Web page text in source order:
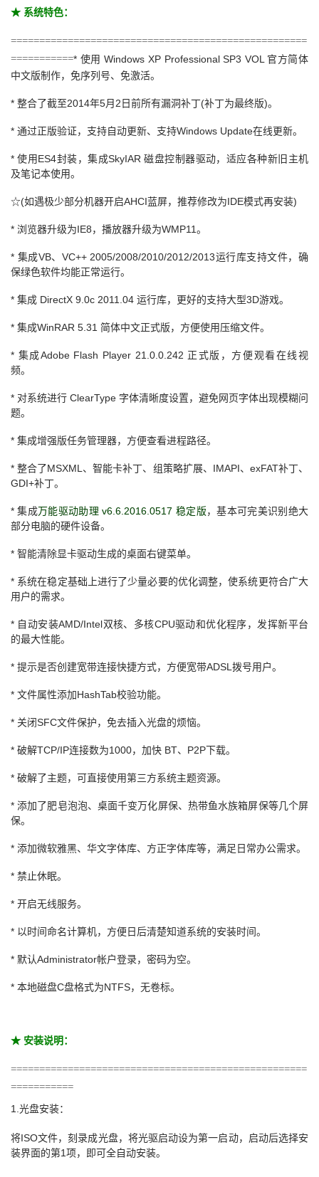
★ 系统特色：
====================================================
===========* 使用 Windows XP Professional SP3 VOL 官方简体
中文版制作，免序列号、免激活。
* 整合了截至2014年5月2日前所有漏洞补丁(补丁为最终版)。
* 通过正版验证，支持自动更新、支持Windows Update在线更新。
* 使用ES4封装，集成SkyIAR 磁盘控制器驱动，适应各种新旧主机
及笔记本使用。
☆(如遇极少部分机器开启AHCI蓝屏，推荐修改为IDE模式再安装)
* 浏览器升级为IE8，播放器升级为WMP11。
* 集成VB、VC++ 2005/2008/2010/2012/2013运行库支持文件，确
保绿色软件均能正常运行。
* 集成 DirectX 9.0c 2011.04 运行库，更好的支持大型3D游戏。
* 集成WinRAR 5.31 简体中文正式版，方便使用压缩文件。
* 集成Adobe Flash Player 21.0.0.242 正式版，方便观看在线视
频。
* 对系统进行 ClearType 字体清晰度设置，避免网页字体出现模糊问
题。
* 集成增强版任务管理器，方便查看进程路径。
* 整合了MSXML、智能卡补丁、组策略扩展、IMAPI、exFAT补丁、
GDI+补丁。
* 集成万能驱动助理 v6.6.2016.0517 稳定版，基本可完美识别绝大
部分电脑的硬件设备。
* 智能清除显卡驱动生成的桌面右键菜单。
* 系统在稳定基础上进行了少量必要的优化调整，使系统更符合广大
用户的需求。
* 自动安装AMD/Intel双核、多核CPU驱动和优化程序，发挥新平台
的最大性能。
* 提示是否创建宽带连接快捷方式，方便宽带ADSL拨号用户。
* 文件属性添加HashTab校验功能。
* 关闭SFC文件保护，免去插入光盘的烦恼。
* 破解TCP/IP连接数为1000，加快 BT、P2P下载。
* 破解了主题，可直接使用第三方系统主题资源。
* 添加了肥皂泡泡、桌面千变万化屏保、热带鱼水族箱屏保等几个屏
保。
* 添加微软雅黑、华文字体库、方正字体库等，满足日常办公需求。
* 禁止休眠。
* 开启无线服务。
* 以时间命名计算机，方便日后清楚知道系统的安装时间。
* 默认Administrator帐户登录，密码为空。
* 本地磁盘C盘格式为NTFS，无卷标。
★ 安装说明：
====================================================
===========
1.光盘安装：
将ISO文件，刻录成光盘，将光驱启动设为第一启动，启动后选择安
装界面的第1项，即可全自动安装。